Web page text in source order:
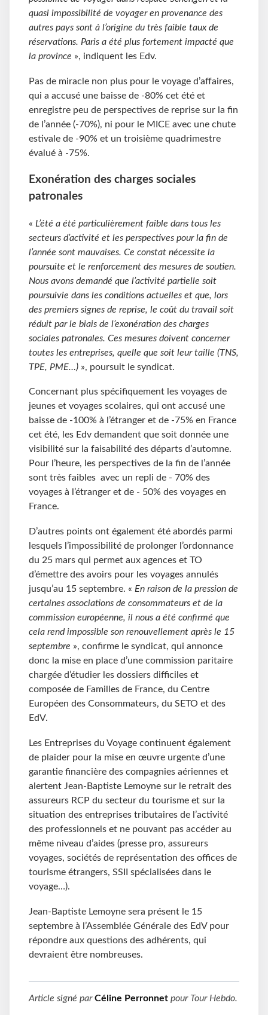
quasi impossibilité de voyager en provenance des
autres pays sont à l’origine du très faible taux de
réservations. Paris a été plus fortement impacté que
la province », indiquent les Edv.
Pas de miracle non plus pour le voyage d’affaires,
qui a accusé une baisse de -80% cet été et
enregistre peu de perspectives de reprise sur la fin
de l’année (-70%), ni pour le MICE avec une chute
estivale de -90% et un troisième quadrimestre
évalué à -75%.
Exonération des charges sociales
patronales
« L’été a été particulièrement faible dans tous les
secteurs d’activité et les perspectives pour la fin de
l’année sont mauvaises. Ce constat nécessite la
poursuite et le renforcement des mesures de soutien.
Nous avons demandé que l’activité partielle soit
poursuivie dans les conditions actuelles et que, lors
des premiers signes de reprise, le coût du travail soit
réduit par le biais de l’exonération des charges
sociales patronales. Ces mesures doivent concerner
toutes les entreprises, quelle que soit leur taille (TNS,
TPE, PME…) », poursuit le syndicat.
Concernant plus spécifiquement les voyages de
jeunes et voyages scolaires, qui ont accusé une
baisse de -100% à l’étranger et de -75% en France
cet été, les Edv demandent que soit donnée une
visibilité sur la faisabilité des départs d’automne.
Pour l’heure, les perspectives de la fin de l’année
sont très faibles avec un repli de - 70% des
voyages à l’étranger et de - 50% des voyages en
France.
D’autres points ont également été abordés parmi
lesquels l’impossibilité de prolonger l’ordonnance
du 25 mars qui permet aux agences et TO
d’émettre des avoirs pour les voyages annulés
jusqu’au 15 septembre. « En raison de la pression de
certaines associations de consommateurs et de la
commission européenne, il nous a été confirmé que
cela rend impossible son renouvellement après le 15
septembre », confirme le syndicat, qui annonce
donc la mise en place d’une commission paritaire
chargée d’étudier les dossiers difficiles et
composée de Familles de France, du Centre
Européen des Consommateurs, du SETO et des
EdV.
Les Entreprises du Voyage continuent également
de plaider pour la mise en œuvre urgente d’une
garantie financière des compagnies aériennes et
alertent Jean-Baptiste Lemoyne sur le retrait des
assureurs RCP du secteur du tourisme et sur la
situation des entreprises tributaires de l’activité
des professionnels et ne pouvant pas accéder au
même niveau d’aides (presse pro, assureurs
voyages, sociétés de représentation des offices de
tourisme étrangers, SSII spécialisées dans le
voyage…).
Jean-Baptiste Lemoyne sera présent le 15
septembre à l’Assemblée Générale des EdV pour
répondre aux questions des adhérents, qui
devraient être nombreuses.
Article signé parCéline Perronnet pour Tour Hebdo.